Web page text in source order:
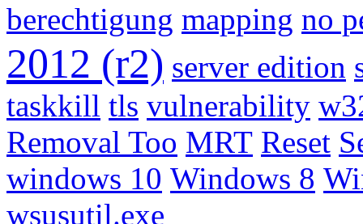
berechtigung mapping no
2012 (r2) server edition
taskkill tls vulnerability
Removal Too MRT Reset
windows 10 Windows 8
wsusutil.exe